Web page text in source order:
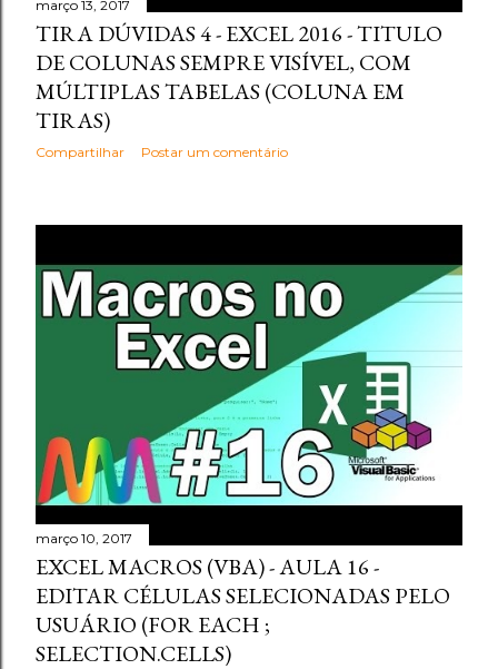
março 13, 2017
TIRA DÚVIDAS 4 - EXCEL 2016 - TITULO
DE COLUNAS SEMPRE VISÍVEL, COM
MÚLTIPLAS TABELAS (COLUNA EM
TIRAS)
Compartilhar Postar um comentário
março 10, 2017
EXCEL MACROS (VBA) - AULA 16 -
EDITAR CÉLULAS SELECIONADAS PELO
USUÁRIO (FOR EACH ;
SELECTION.CELLS)